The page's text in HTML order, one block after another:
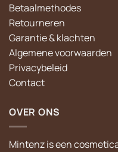
Betaalmethodes
Retourneren
Garantie & klachten
Algemene voorwaarden
Privacybeleid
Contact
OVER ONS
Mintenz is een